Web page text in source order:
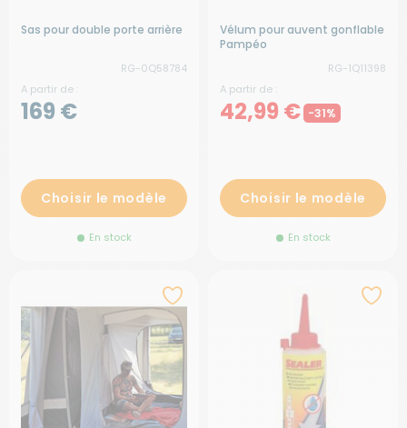
Sas pour double porte arrière
RG-0Q58784
A partir de :
169 €
Choisir le modèle
En stock
Vélum pour auvent gonflable
Pampéo
RG-1Q11398
A partir de :
42,99 € -31%
Choisir le modèle
En stock